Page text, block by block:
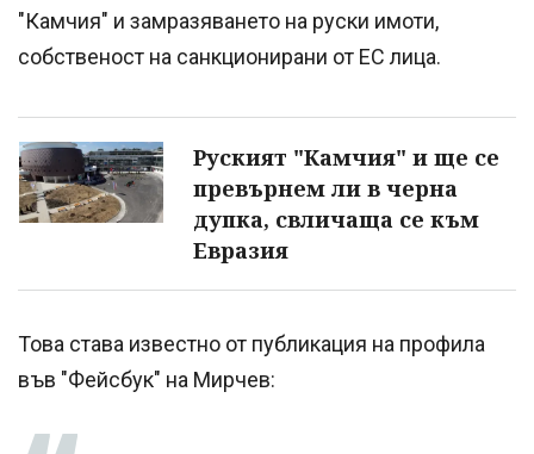
"Камчия" и замразяването на руски имоти,
собственост на санкционирани от ЕС лица.
Руският "Камчия" и ще се
превърнем ли в черна
дупка, свличаща се към
Евразия
Това става известно от публикация на профила
във "Фейсбук" на Мирчев: